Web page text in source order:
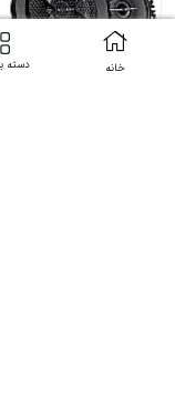
خانه دسته